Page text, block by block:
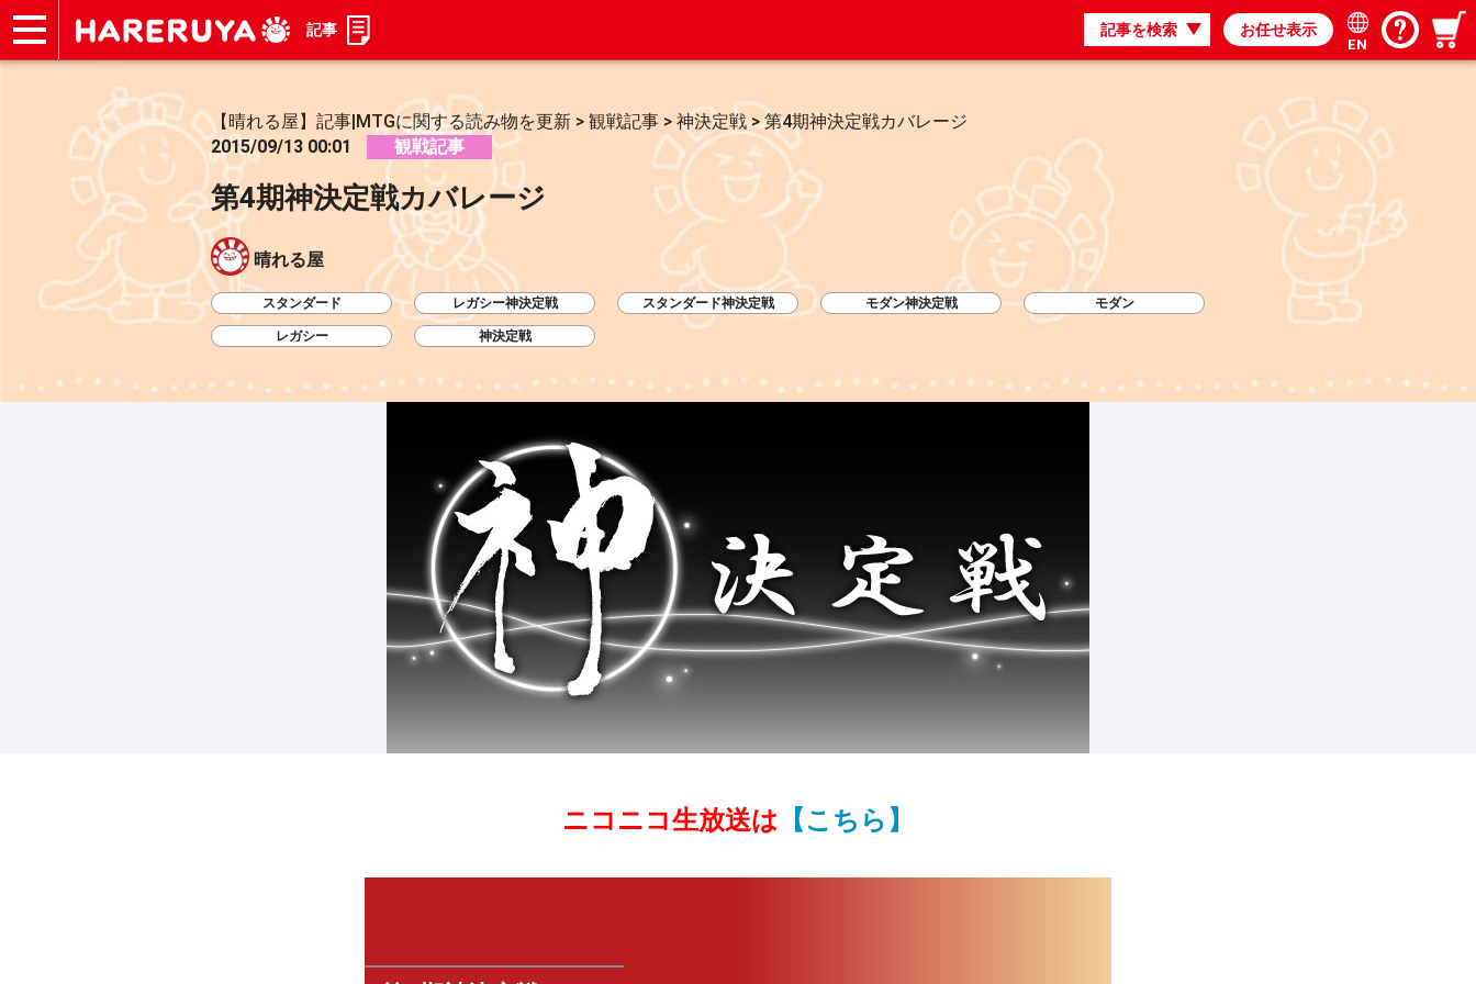
記事 記事を検索 お任せ表示
EN
【晴れる屋】記事|MTGに関する読み物を更新 > 観戦記事 > 神決定戦>第4期神決定戦カバレージ
2015/09/13 00:01
観戦記事
第4期神決定戦カバレージ
晴れる屋
スタンダード レガシー神決定戦 スタンダード神決定戦 モダン神決定戦 モダン
レガシー 神決定戦
ニコニコ生放送は 【こちら】